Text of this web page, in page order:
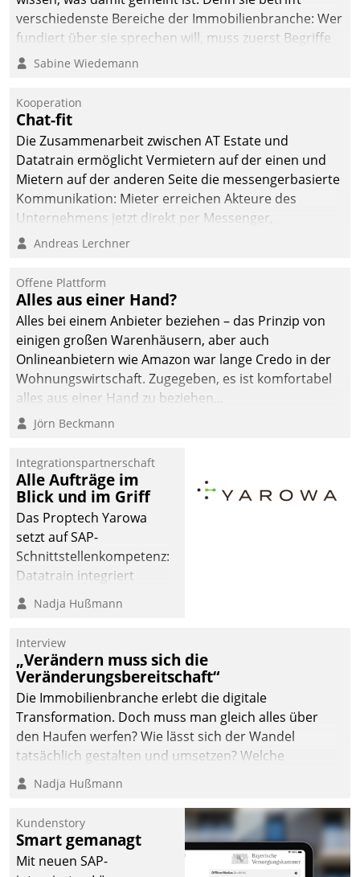
verschiedenste Bereiche der Immobilienbranche: Wer
fundiert über sie sprechen will, muss zuerst Begriffe
klären. Ein Aspekt ist die betriebliche Optimierung:
Einsparungen durch optimierte und automatisierte
Prozesse. Doch man darf nicht zu viel erwarten: Allein
mit der Einführung einer neuen Software ist es nicht
getan. Die Digitalisierung erfordert von Unternehmen
die Bereitschaft, sich zu überprüfen, zu hinterfragen
und zu verändern.
Sabine Wiedemann
Kooperation
Chat-fit
Die Zusammenarbeit zwischen AT Estate und
Datatrain ermöglicht Vermietern auf der einen und
Mietern auf der anderen Seite die messengerbasierte
Kommunikation: Mieter erreichen Akteure des
Unternehmens jetzt direkt per Messenger,
Mitarbeiter oder Dienstleister empfangen oder
Andreas Lerchner
Offene Plattform
Alles aus einer Hand?
Alles bei einem Anbieter beziehen – das Prinzip von
einigen großen Warenhäusern, aber auch
Onlineanbietern wie Amazon war lange Credo in der
Wohnungswirtschaft. Zugegeben, es ist komfortabel
alles aus einer Hand zu beziehen...
Jörn Beckmann
Integrationspartnerschaft
Alle Aufträge im
Blick und im Griff
Das Proptech Yarowa
setzt auf SAP-
Schnittstellenkompetenz:
Datatrain integriert
Yarowas Portal zur
Vergabe und Verwaltung
operativen
Instandhaltung in die
SAP-Systemlandschaft
deutscher
Wohnungsunternehmen
– und beschleunigt damit
Mieteranliegen zum
Nadja Hußmann
Interview
„Verändern muss sich die
Veränderungsbereitschaft“
Die Immobilienbranche erlebt die digitale
Transformation. Doch muss man gleich alles über
den Haufen werfen? Wie lässt sich der Wandel
tatsächlich gestalten und umsetzen? Welche
Argumente zählen wirklich?
Nadja Hußmann
Kundenstory
Smart gemanagt
Mit neuen SAP-